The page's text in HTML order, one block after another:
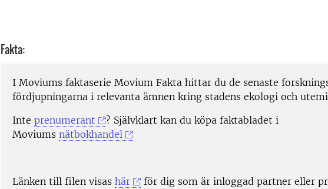
Fakta:
I Moviums faktaserie Movium Fakta hittar du de senaste
fördjupningarna i relevanta ämnen kring stadens ekologi och
Inte prenumerant
? Självklart kan du köpa faktabladet i
Moviums nätbokhandel
Länken till filen visas här
för dig som är inloggad partner eller